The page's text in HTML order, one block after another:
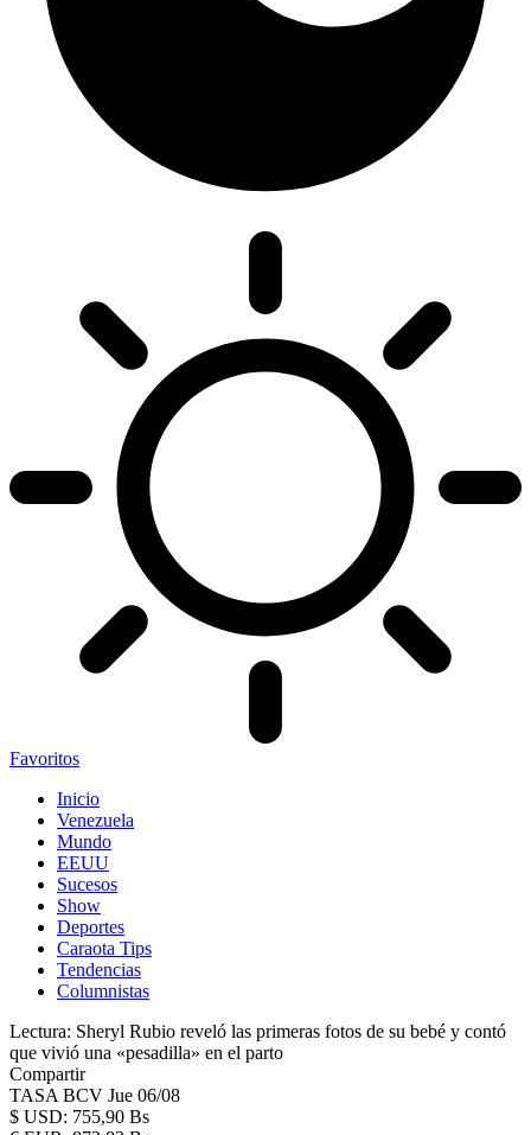
Favoritos
Inicio
Venezuela
Mundo
EEUU
Sucesos
Show
Deportes
Caraota Tips
Tendencias
Columnistas
Lectura: Sheryl Rubio reveló las primeras fotos de su bebé y contó
que vivió una «pesadilla» en el parto
Compartir
TASA BCV Jue 06/08
$ USD: 755,90 Bs